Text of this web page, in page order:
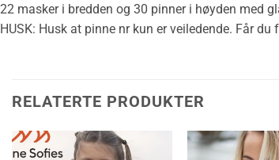
22 masker i bredden og 30 pinner i høyden med
HUSK: Husk at pinne nr kun er veiledende. Får
RELATERTE PRODUKTER